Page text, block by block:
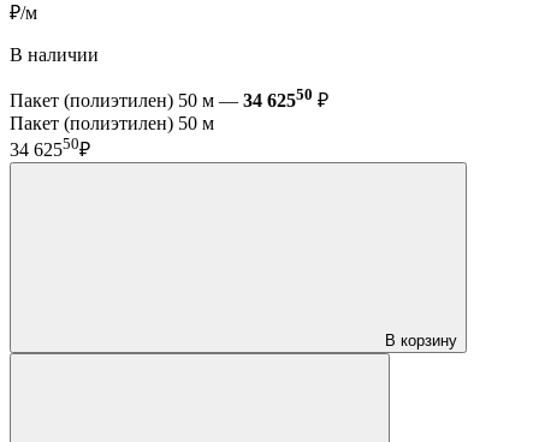
₽/м
В наличии
Пакет (полиэтилен) 50 м — 34 62550 ₽
Пакет (полиэтилен) 50 м
34 62550₽
В корзину